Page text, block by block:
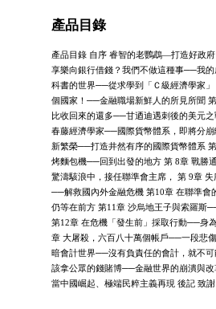
產品目錄
產品目錄 自序 睿智的老鸚鵡—打造好政
享樂向銀行借錢？我們不做這種事──我
科書的世界──從求學到「Ｃ級經濟學家
個國家！──金融職場新鮮人的所見所聞
比收回來的還多──甘迺迪遇刺後的美元
春藤經濟學家──國際貨幣體系，即將分
新繁榮──打造井然有序的國際貨幣體系
烤麵包機──回到出發的地方 第 8章 戰勝
驚濤駭浪中，接任聯準會主席， 第 9章
──解救國內外金融危機 第10章 在聯準會
仍等在前方 第11章 沙烏地王子與索羅斯
第12章 在危機「發生前」採取行動──身
章 大屠殺，六百八十萬個帳戶──一段悲
暗會計世界──沒有負責任的會計，就不
該拿公眾的錢賭博──金融世界的崩潰與
當中國崛起、極端民粹主義再現 後記 致